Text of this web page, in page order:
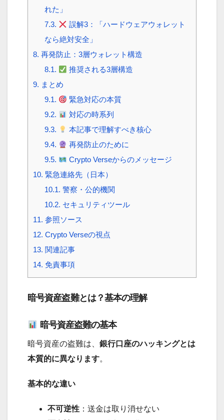
れた」
7.3.
誤解3：「ハードウェアウォレット
なら絶対安全」
8. 再発防止：3層ウォレット構造
8.1.
推奨される3層構造
9. まとめ
9.1.
緊急対応の本質
9.2.
対応の時系列
9.3.
本記事で理解すべき核心
9.4.
再発防止のために
9.5.
Crypto Verseからのメッセージ
10. 緊急連絡先（日本）
10.1. 警察・公的機関
10.2. セキュリティツール
11. 参照ソース
12. Crypto Verseの視点
13. 関連記事
14. 免責事項
暗号資産盗難とは？基本の理解
暗号資産盗難の基本
暗号資産の盗難は、 銀行口座のハッキングとは
本質的に異なります。
基本的な違い
不可逆性 ：送金は取り消せない